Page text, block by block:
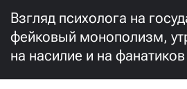
Взгляд психолога на
фейковый монополизм,
на насилие и на
3000